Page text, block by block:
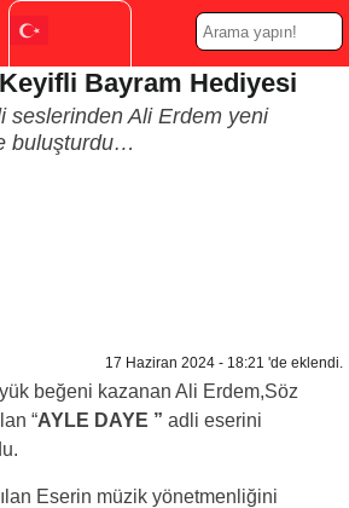
Turkish ▼
Bayram Hediyesi
seslerinden Ali Erdem yeni
buluşturdu…
17 Haziran 2024 - 18:21 'de eklendi.
beğeni kazanan Ali Erdem,Söz
“AYLE DAYE ” adli eserini
Eserin müzik yönetmenliğini